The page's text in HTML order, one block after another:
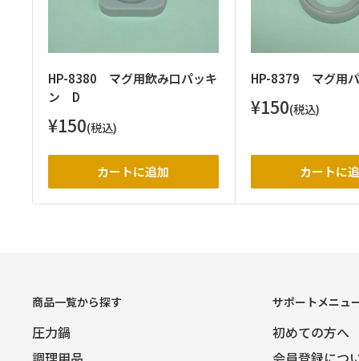
HP-8380 マグ用飲み口パッキ
ン D
販
価
¥150(税込)
カートに追加
HP-8379 マグ用
販
格
¥150(税込)
カートに
商品一覧から探す
圧力鍋
サポートメニュ
初めての方へ